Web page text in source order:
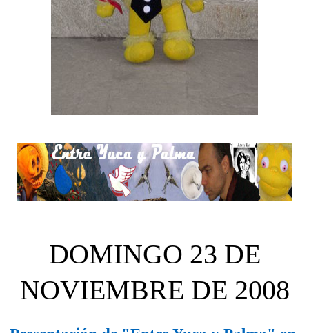
DOMINGO 23 DE
NOVIEMBRE DE 2008